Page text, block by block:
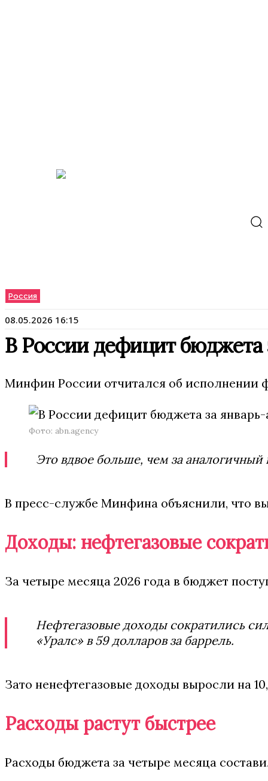
Россия
08.05.2026 16:15
В России дефицит бюджета
Минфин России отчитался об исполнении
Фото: abn.agency
Это вдвое больше, чем за
В пресс-службе Минфина объяснили, что
Доходы: нефтегазовые
За четыре месяца 2026 года в бюджет
Нефтегазовые доходы сократились
«Уралс» в 59 долларов за баррель.
Зато ненефтегазовые доходы выросли на
Расходы растут быстрее
Расходы бюджета за четыре месяца